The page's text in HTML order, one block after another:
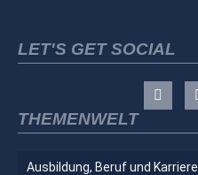
LET'S GET SOCIAL
THEMENWELT
Ausbildung, Beruf und Karriere